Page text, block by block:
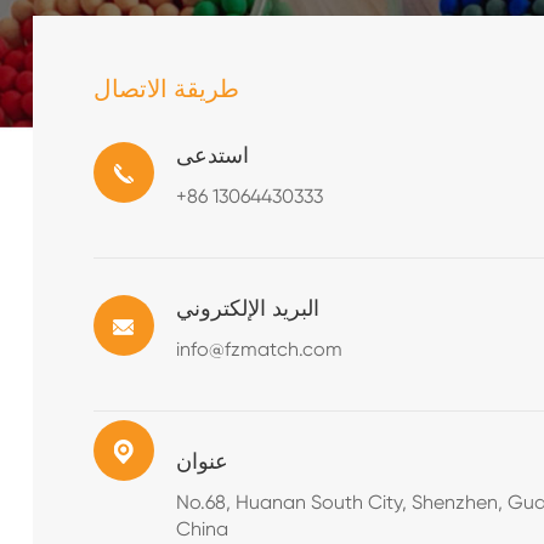
طريقة الاتصال
استدعى
+86 13064430333
البريد الإلكتروني
info@fzmatch.com
عنوان
No.68, Huanan South City, Shenzhen,
China